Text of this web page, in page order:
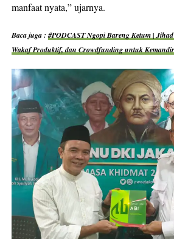
manfaat nyata,” ujarnya.
Baca juga :#PODCAST Ngopi Bareng Ketum |
Wakaf Produktif, dan Crowdfunding untuk